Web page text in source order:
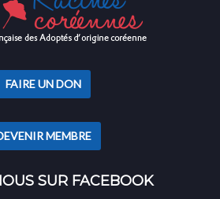
FAIRE UN DON
MEMBRE
SUR FACEBOOK